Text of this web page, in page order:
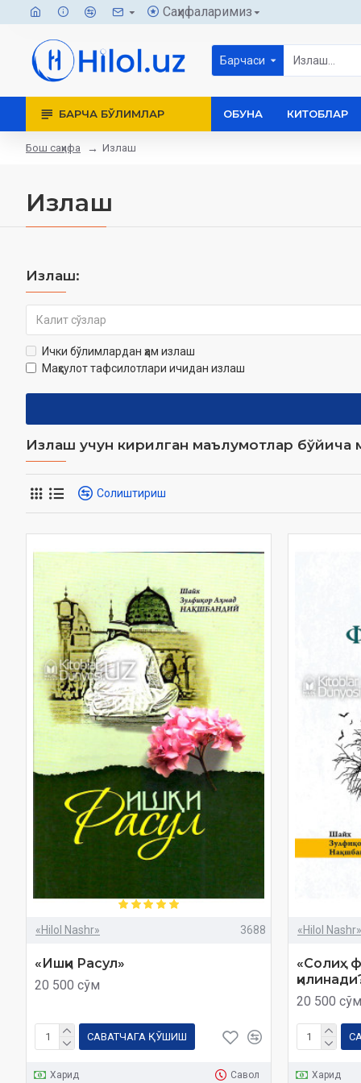
Саҳифаларимиз
Барчаси
БАРЧА БЎЛИМЛАР ОБУНА КИТОБЛАР
Бош саҳифа Излаш
Излаш
Излаш:
Ички бўлимлардан ҳам излаш
Маҳсулот тафсилотлари ичидан излаш
Излаш учун кирилган маълумотлар бўйича
Солиштириш
«Hilol Nashr» 3688
«Ишқи Расул»
20 500 сўм
САВАТЧАГА ҚЎШИШ
Харид Савол
«Hilol Nashr»
«Солиҳ
20 500 сўм
Харид